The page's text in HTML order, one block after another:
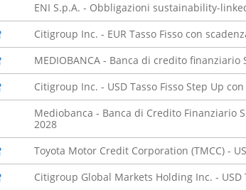
ENI S.p.A. - Obbligazioni sustainability-
Citigroup Inc. - EUR Tasso Fisso con
MEDIOBANCA - Banca di credito finanziario
Citigroup Inc. - USD Tasso Fisso Step Up
Mediobanca - Banca di Credito Finanziario
2028
Toyota Motor Credit Corporation (TMCC) -
Citigroup Global Markets Holding Inc. -